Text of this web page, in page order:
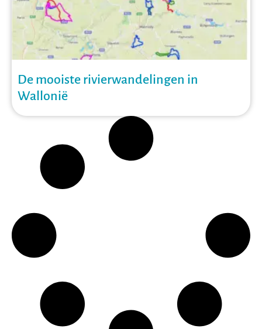
De mooiste rivierwandelingen in
Wallonië